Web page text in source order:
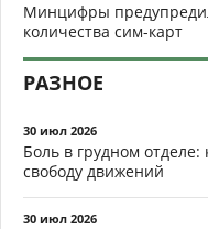
Минцифры
количества сим-карт
РАЗНОЕ
30 июл 2026
Боль в грудном
свободу движений
30 июл 2026